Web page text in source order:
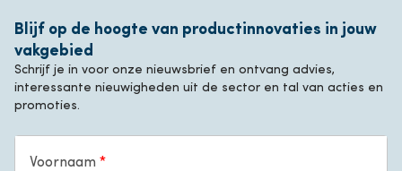
Blijf op de hoogte van productinnovaties in jouw
vakgebied
Schrijf je in voor onze nieuwsbrief en ontvang advies,
interessante nieuwigheden uit de sector en tal van acties en
promoties.
Voornaam